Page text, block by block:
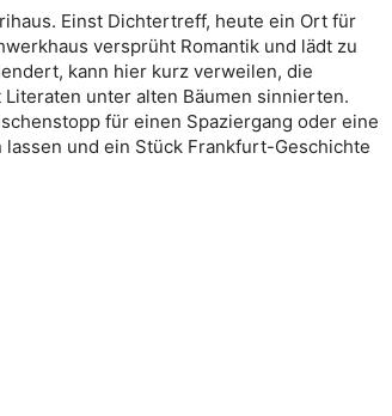
Einst Dichtertreff, heute ein Ort für
versprüht Romantik und lädt zu
kann hier kurz verweilen, die
unter alten Bäumen sinnierten.
für einen Spaziergang oder eine
und ein Stück Frankfurt-Geschichte